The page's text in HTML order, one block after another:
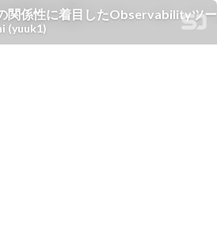
関係性に着目したObservability
(yuuk1)